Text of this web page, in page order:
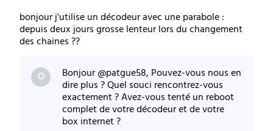
bonjour j'utilise un décodeur avec une parabole :
depuis deux jours grosse lenteur lors du changement
des chaines ??
O Bonjour @patgue58, Pouvez-vous nous en
dire plus ? Quel souci rencontrez-vous
exactement ? Avez-vous tenté un reboot
complet de votre décodeur et de votre
box internet ?